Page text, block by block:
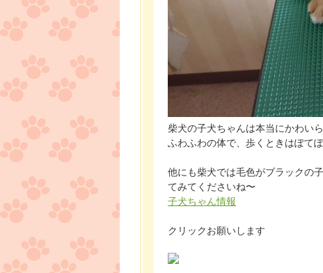
柴犬の子犬ちゃんは本当にかわい
ふわふわの体で、歩くときはぽて
他にも柴犬では毛色がブラックの
てみてくださいね〜
子犬ちゃん情報
クリックお願いします